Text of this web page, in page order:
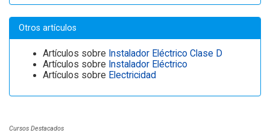
Otros artículos
Artículos sobre Instalador Eléctrico Clase D
Artículos sobre Instalador Eléctrico
Artículos sobre Electricidad
Cursos Destacados